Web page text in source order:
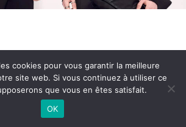
Générales de Vente
Magazine All rights reserved.
cookies pour vous garantir la meilleure
site web. Si vous continuez à utiliser ce
que vous en êtes satisfait.
OK